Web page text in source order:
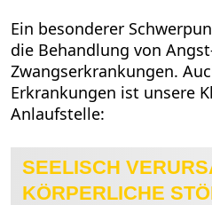
Ein besonderer
die Behandlung von
Zwangserkrankungen.
Erkrankungen ist unsere
Anlaufstelle:
SEELISCH
KÖRPERLICHE